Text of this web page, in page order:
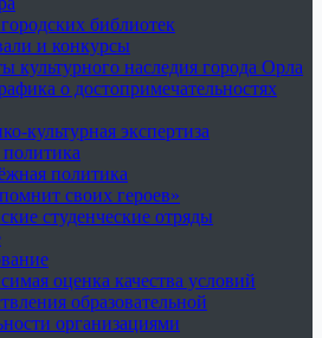
библиотек
и конкурсы
культурного наследия города Орла
о достопримечательностях
культурная экспертиза
политика
своих героев»
студенческие отряды
оценка качества условий
образовательной
организациями